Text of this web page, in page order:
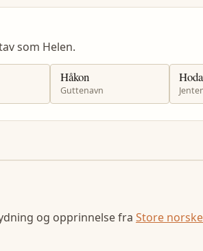
som Helen.
Håkon
Guttenavn
og opprinnelse fra Store